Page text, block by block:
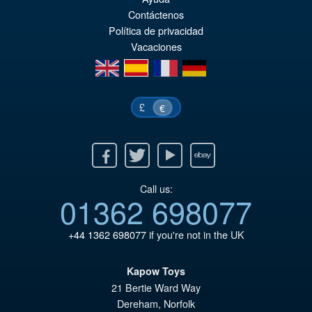
Contáctenos
Política de privacidad
Vacaciones
en
es fr de
£ €
Twitter Youtube Ebay
Call us:
01362 698077
+44 1362 698077if you're not in the UK
Kapow Toys
21 Bertie Ward Way
Dereham, Norfolk